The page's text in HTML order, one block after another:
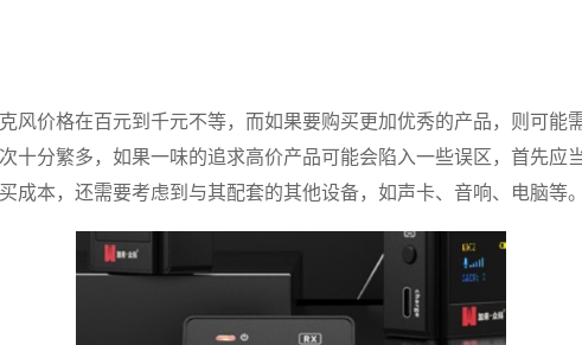
风价格在百元到千元不等，而如果要购买更加优秀的产品，则可能
十分繁多，如果一味的追求高价产品可能会陷入一些误区，首先应
成本，还需要考虑到与其配套的其他设备，如声卡、音响、电脑等。